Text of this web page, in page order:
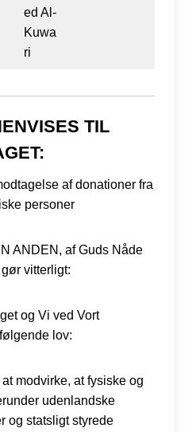
ed Al-
Kuwa
ri
TIL
af donationer fra
personer
ANDEN, af Guds Nåde
vitterligt:
og Vi ved Vort
lov:
modvirke, at fysiske og
udenlandske
og statsligt styrede